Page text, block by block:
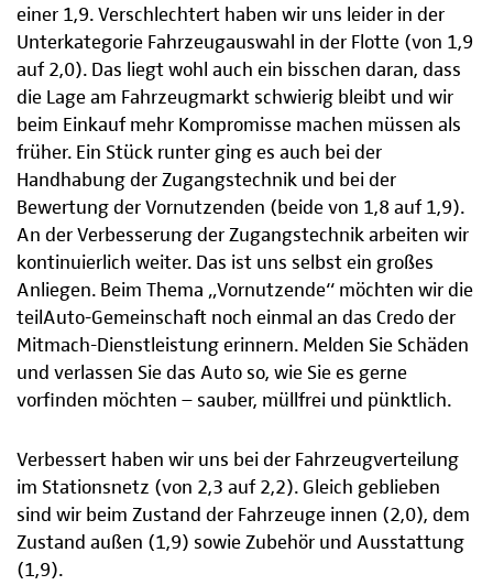
einer 1,9. Verschlechtert haben wir uns leider in der
Unterkategorie Fahrzeugauswahl in der Flotte (von 1,9
auf 2,0). Das liegt wohl auch ein bisschen daran, dass
die Lage am Fahrzeugmarkt schwierig bleibt und wir
beim Einkauf mehr Kompromisse machen müssen als
früher. Ein Stück runter ging es auch bei der
Handhabung der Zugangstechnik und bei der
Bewertung der Vornutzenden (beide von 1,8 auf 1,9).
An der Verbesserung der Zugangstechnik arbeiten wir
kontinuierlich weiter. Das ist uns selbst ein großes
Anliegen. Beim Thema „Vornutzende“ möchten wir die
teilAuto-Gemeinschaft noch einmal an das Credo der
Mitmach-Dienstleistung erinnern. Melden Sie Schäden
und verlassen Sie das Auto so, wie Sie es gerne
vorfinden möchten – sauber, müllfrei und pünktlich.
Verbessert haben wir uns bei der Fahrzeugverteilung
im Stationsnetz (von 2,3 auf 2,2). Gleich geblieben
sind wir beim Zustand der Fahrzeuge innen (2,0), dem
Zustand außen (1,9) sowie Zubehör und Ausstattung
(1,9).